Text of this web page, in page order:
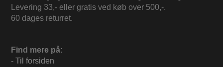
Levering 33,- eller gratis ved køb over 500,-.
60 dages returret.
Find mere på:
- Til forsiden